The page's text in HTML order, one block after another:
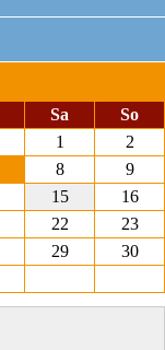
Sa So
1
2
8
9
15
16
22
23
29
30